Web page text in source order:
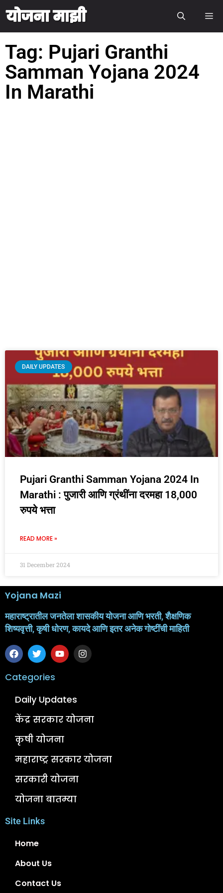
Tag: Pujari Granthi
Samman Yojana 2024
In Marathi
DAILY UPDATES
Pujari Granthi Samman Yojana 2024 In
Marathi : पुजारी आणि ग्रंथींना दरमहा 18,000
रुपये भत्ता
READ MORE »
31 December 2024
Yojana Mazi
महाराष्ट्रातील जनतेला शासकीय योजना आणि भरती, शैक्षणिक
शिष्यवृत्ती, कृषी धोरण, कायदे आणि इतर अनेक गोष्टींची माहिती
Categories
Daily Updates
केंद्र सरकार योजना
कृषी योजना
महाराष्ट्र सरकार योजना
सरकारी योजना
योजना बातम्या
Site Links
Home
About Us
Contact Us